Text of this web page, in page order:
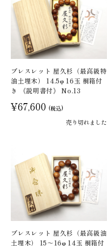
ブレスレット 屋久杉（最高級特
油土埋木） 14.5φ 16玉 桐箱付
き 《説明書付》 No.13
¥67,600 (税込)
売り切れました
ブレスレット 屋久杉（最高級油
土埋木） 15～16φ 14玉 桐箱付